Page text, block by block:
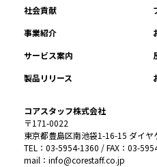
社会貢献
事業紹介
サービス案内
製品リリース
コアスタッフ株式会社
〒171-0022
東京都豊島区南池袋1-16-15 ダイヤ
TEL：03-5954-1360 / FAX：03-
mail：info@corestaff.co.jp